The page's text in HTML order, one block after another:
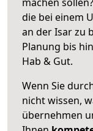
die bei einem
an der Isar zu
Planung bis
Hab & Gut.
Wenn Sie
nicht wissen,
übernehmen